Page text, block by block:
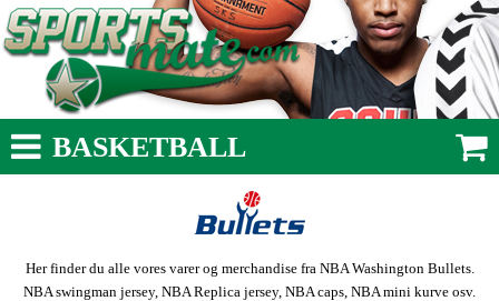
BASKETBALL
Her finder du alle vores varer og merchandise fra NBA Washington Bullets.
NBA swingman jersey, NBA Replica jersey, NBA caps, NBA mini kurve osv.